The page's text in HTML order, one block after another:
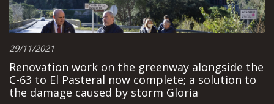
29/11/2021
Renovation work on the greenway alongside the
C-63 to El Pasteral now complete; a solution to
the damage caused by storm Gloria